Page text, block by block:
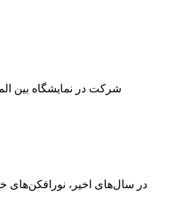
شرکت در نمایشگاه بین
در سال‌های اخیر، نورافکن‌های